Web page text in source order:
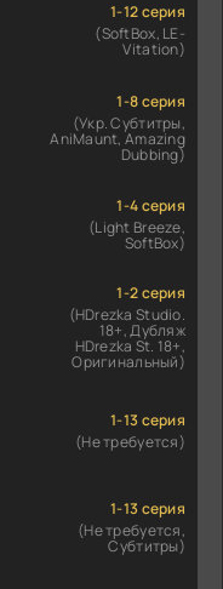
1-12 серия
(SoftBox, LE-
Vitation)
1-8 серия
(Укр. Субтитры,
AniMaunt, Amazing
Dubbing)
1-4 серия
(Light Breeze,
SoftBox)
1-2 серия
(HDrezka Studio.
18+, Дубляж
HDrezka St. 18+,
Оригинальный)
1-13 серия
(Не требуется)
1-13 серия
(Не требуется,
Субтитры)